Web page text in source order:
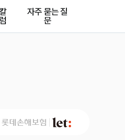
칼
럼
자주 묻는 질
문